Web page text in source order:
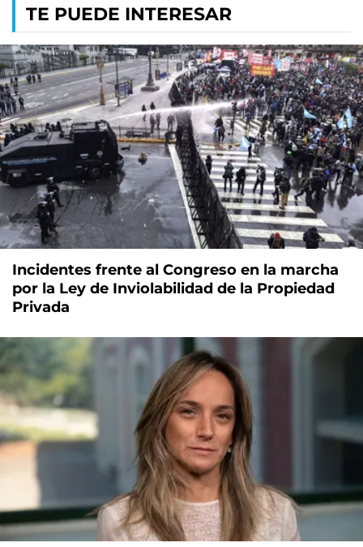
TE PUEDE INTERESAR
Incidentes frente al Congreso en la marcha
por la Ley de Inviolabilidad de la Propiedad
Privada